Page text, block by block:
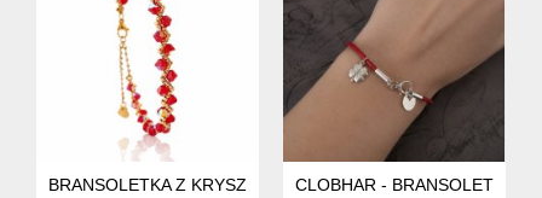
BRANSOLETKA Z KRYSZTAŁÓW PRECIOSA SIAM AB
CLOBHAR - BRANSOLETKA W